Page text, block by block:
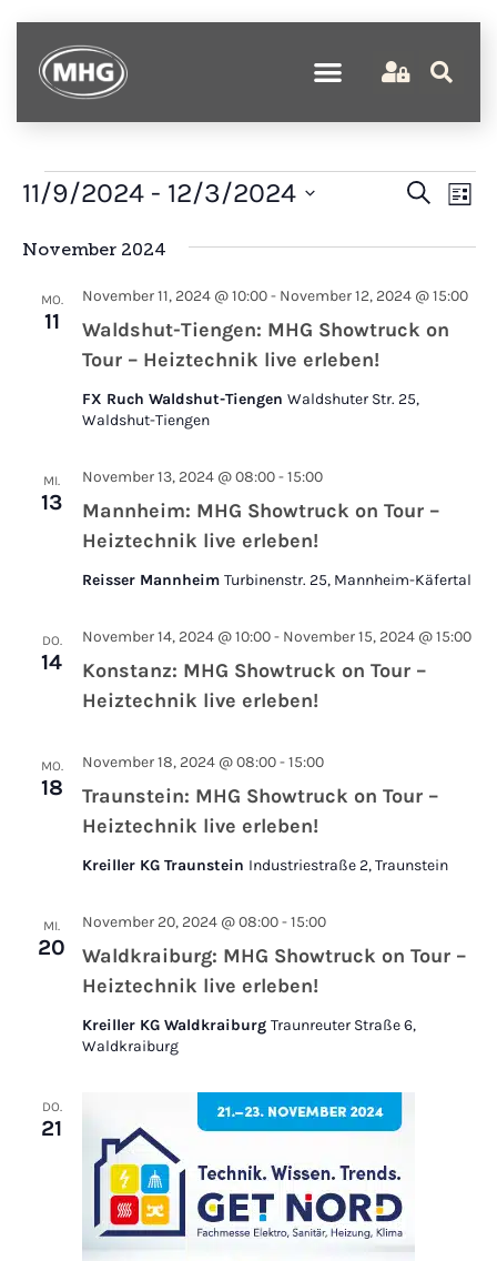
und
SucheListe
11/9/2024 - 12/3/2024
wählen.
November 2024
MO.
11
Waldshut-Tiengen: MHG Showtruck on
Tour – Heiztechnik live erleben!
November 11, 2024 @ 10:00- November 12, 2024 @ 15:00
FX Ruch Waldshut-Tiengen Waldshuter Str. 25,
Waldshut-Tiengen
MI.
13
Mannheim: MHG Showtruck on Tour –
Heiztechnik live erleben!
November 13, 2024 @ 08:00-15:00
Reisser Mannheim Turbinenstr. 25, Mannheim-Käfertal
DO.
14
Konstanz: MHG Showtruck on Tour –
Heiztechnik live erleben!
November 14, 2024 @ 10:00- November 15, 2024 @ 15:00
MO.
18
Traunstein: MHG Showtruck on Tour –
Heiztechnik live erleben!
November 18, 2024 @ 08:00-15:00
Kreiller KG Traunstein Industriestraße 2, Traunstein
MI.
20
Waldkraiburg: MHG Showtruck on Tour –
Heiztechnik live erleben!
November 20, 2024 @ 08:00-15:00
Kreiller KG Waldkraiburg Traunreuter Straße 6,
Waldkraiburg
DO.
21